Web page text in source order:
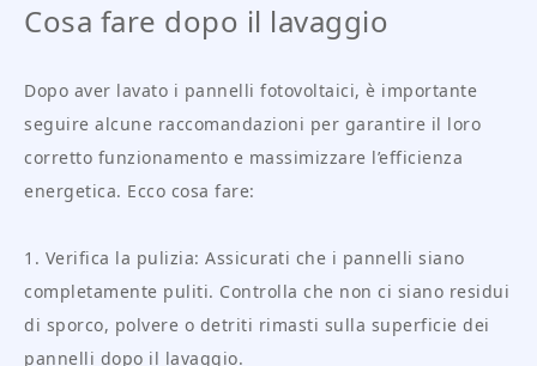
Cosa fare dopo il lavaggio
Dopo aver lavato i pannelli fotovoltaici, è importante
seguire alcune raccomandazioni per garantire il loro
corretto funzionamento e massimizzare l’efficienza
energetica. Ecco cosa fare:
1. Verifica la pulizia: Assicurati che i pannelli siano
completamente puliti. Controlla che non ci siano residui
di sporco, polvere o detriti rimasti sulla superficie dei
pannelli dopo il lavaggio.